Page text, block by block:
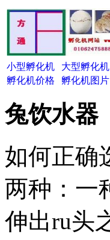
小型孵化机 大型孵化机
孵化机价格
孵化机图片
兔饮水器
如何正确
两种：一
伸出ru头